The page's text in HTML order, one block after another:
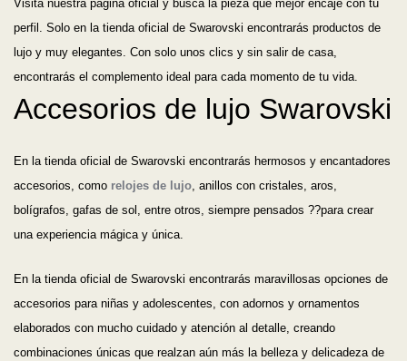
Visita nuestra página oficial y busca la pieza que mejor encaje con tu
perfil. Solo en la tienda oficial de Swarovski encontrarás productos de
lujo y muy elegantes. Con solo unos clics y sin salir de casa,
encontrarás el complemento ideal para cada momento de tu vida.
Accesorios de lujo Swarovski
En la tienda oficial de Swarovski encontrarás hermosos y encantadores
accesorios, como relojes de lujo , anillos con cristales, aros,
bolígrafos, gafas de sol, entre otros, siempre pensados ??para crear
una experiencia mágica y única.
En la tienda oficial de Swarovski encontrarás maravillosas opciones de
accesorios para niñas y adolescentes, con adornos y ornamentos
elaborados con mucho cuidado y atención al detalle, creando
combinaciones únicas que realzan aún más la belleza y delicadeza de